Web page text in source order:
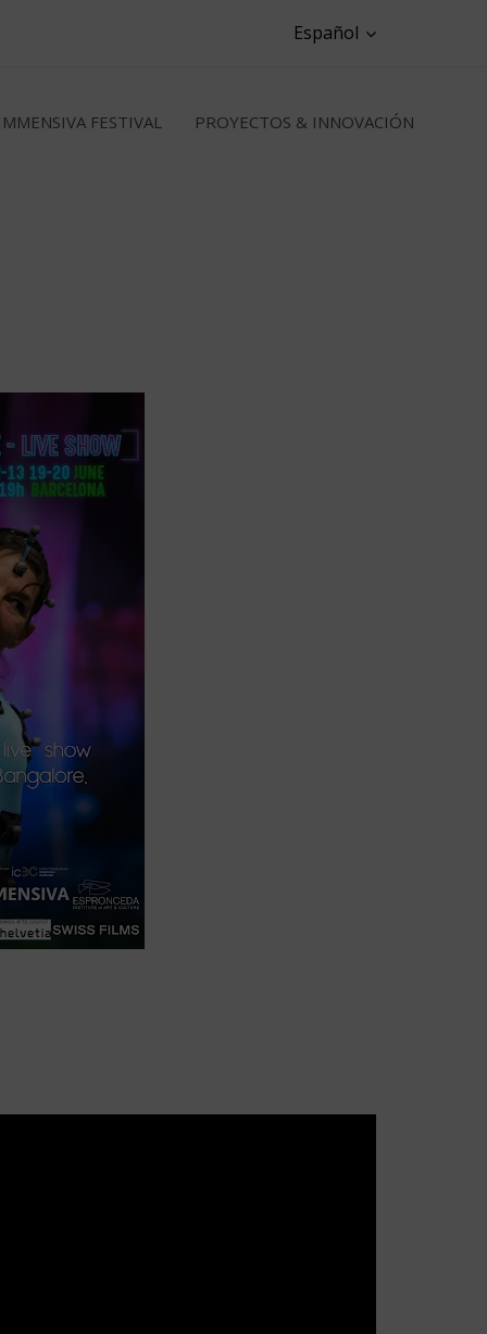
Español
IMMENSIVA FESTIVAL PROYECTOS & INNOVACIÓN